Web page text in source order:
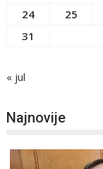
24
25
31
« jul
Najnovije